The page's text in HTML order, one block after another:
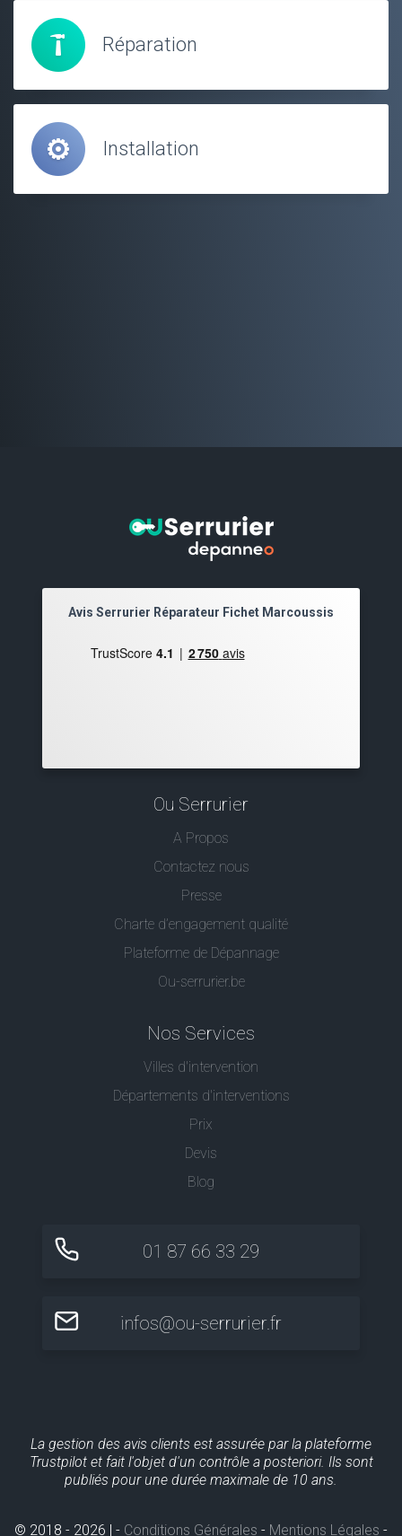
Réparation
Installation
Avis Serrurier Réparateur Fichet Marcoussis
Ou Serrurier
A Propos
Contactez nous
Presse
Charte d’engagement qualité
Plateforme de Dépannage
Ou-serrurier.be
Nos Services
Villes d'intervention
Départements d'interventions
Prix
Devis
Blog
01 87 66 33 29
infos@ou-serrurier.fr
La gestion des avis clients est assurée par la plateforme
Trustpilot et fait l'objet d'un contrôle a posteriori. Ils sont
publiés pour une durée maximale de 10 ans.
© 2018 - 2026 | - Conditions Générales - Mentions Légales -